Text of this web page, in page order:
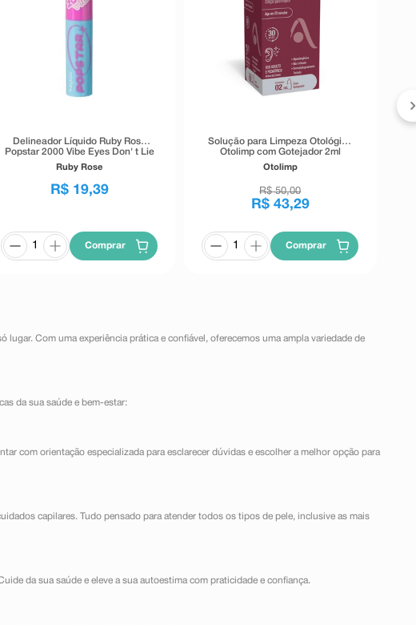
Delineador Líquido Ruby Rose
Popstar 2000 Vibe Eyes Don' t Lie
Preto 5,5g
Ruby Rose
R$ 19,39
Comprar
Solução para Limpeza Otológica
Otolimp com Gotejador 2ml
Otolimp
R$ 50,00
R$ 43,29
Comprar
Com uma experiência prática e confiável, oferecemos uma ampla variedade de
da sua saúde e bem-estar:
com orientação especializada para esclarecer dúvidas e escolher a melhor opção para
capilares. Tudo pensado para atender todos os tipos de pele, inclusive as mais
da sua saúde e eleve a sua autoestima com praticidade e confiança.